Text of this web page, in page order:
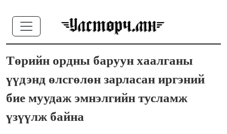
Төрийн ордны баруун хаалганы
үүдэнд өлсгөлөн зарласан иргэний
бие муудаж эмнэлгийн тусламж
үзүүлж байна